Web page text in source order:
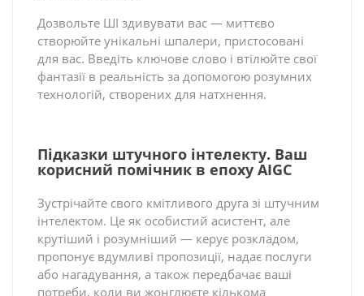
Дозвольте ШІ здивувати вас — миттєво
створюйте унікальні шпалери, пристосовані
для вас. Введіть ключове слово і втілюйте свої
фантазії в реальність за допомогою розумних
технологій, створених для натхнення.
Підказки штучного інтелекту. Ваш
корисний помічник в епоху AIGC
Зустрічайте свого кмітливого друга зі штучним
інтелектом. Це як особистий асистент, але
крутіший і розумніший — керує розкладом,
пропонує вдумливі пропозиції, надає послуги
або нагадування, а також передбачає ваші
потреби, коли ви жонглюєте кількома